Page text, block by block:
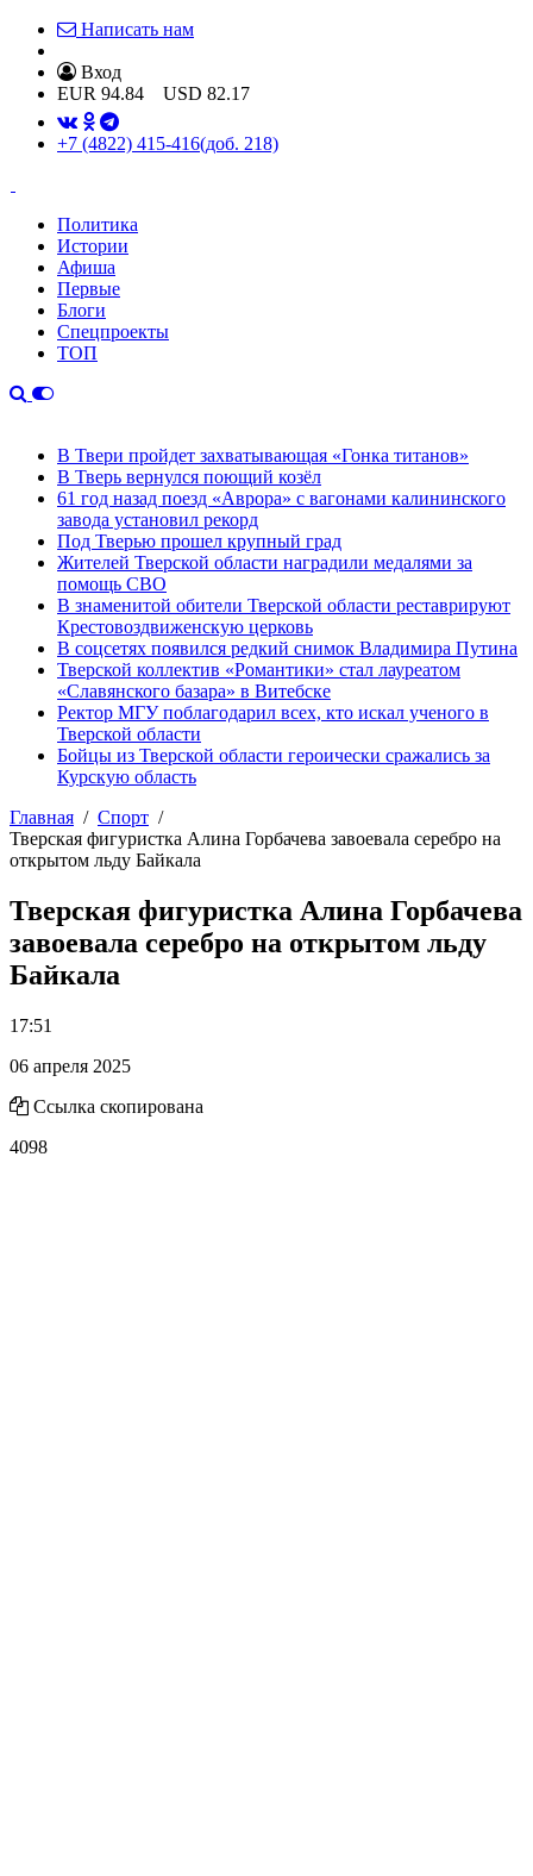
Написать нам
Вход
EUR 94.84 USD 82.17
+7 (4822) 415-416(доб. 218)
Политика
Истории
Афиша
Первые
Блоги
Спецпроекты
ТОП
В Твери пройдет захватывающая «Гонка титанов»
В Тверь вернулся поющий козёл
61 год назад поезд «Аврора» с вагонами калининского
завода установил рекорд
Под Тверью прошел крупный град
Жителей Тверской области наградили медалями за
помощь СВО
В знаменитой обители Тверской области реставрируют
Крестовоздвиженскую церковь
В соцсетях появился редкий снимок Владимира Путина
Тверской коллектив «Романтики» стал лауреатом
«Славянского базара» в Витебске
Ректор МГУ поблагодарил всех, кто искал ученого в
Тверской области
Бойцы из Тверской области героически сражались за
Курскую область
Главная
Спорт
Тверская фигуристка Алина Горбачева завоевала серебро на
открытом льду Байкала
Тверская фигуристка Алина Горбачева
завоевала серебро на открытом льду
Байкала
17:51
06 апреля 2025
Ссылка скопирована
4098